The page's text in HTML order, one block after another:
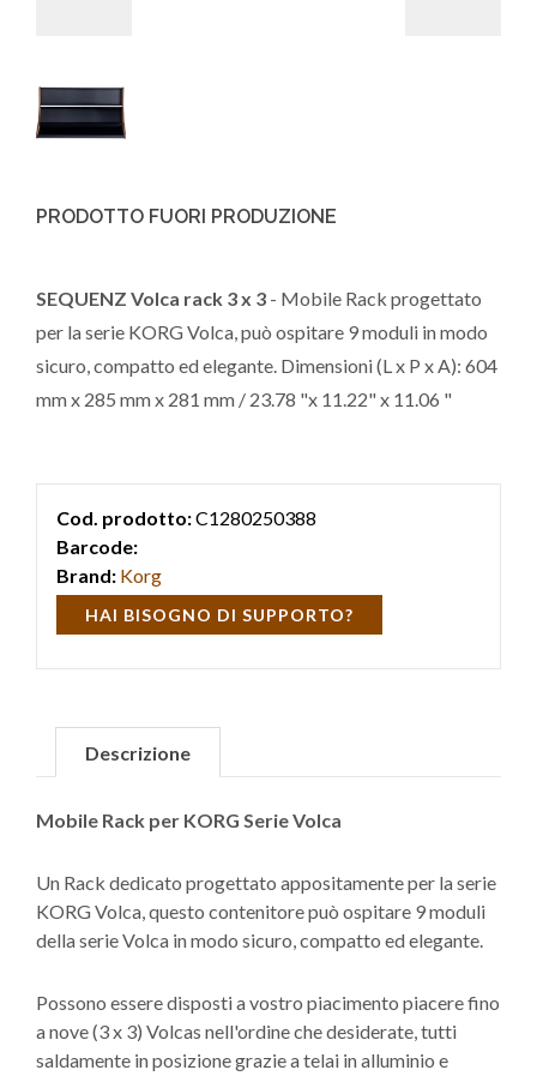
PRODOTTO FUORI PRODUZIONE
SEQUENZ Volca rack 3 x 3 - Mobile Rack progettato
per la serie KORG Volca, può ospitare 9 moduli in modo
sicuro, compatto ed elegante. Dimensioni (L x P x A): 604
mm x 285 mm x 281 mm / 23.78 "x 11.22" x 11.06 "
Cod. prodotto:C1280250388
Barcode:
Brand: Korg
HAI BISOGNO DI SUPPORTO?
Descrizione
Mobile Rack per KORG Serie Volca
Un Rack dedicato progettato appositamente per la serie
KORG Volca, questo contenitore può ospitare 9 moduli
della serie Volca in modo sicuro, compatto ed elegante.
Possono essere disposti a vostro piacimento piacere fino
a nove (3 x 3) Volcas nell'ordine che desiderate, tutti
saldamente in posizione grazie a telai in alluminio e